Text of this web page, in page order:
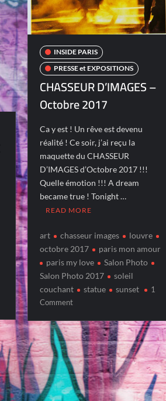
INSIDE PARIS
PRESSE et EXPOSITIONS
CHASSEUR D’IMAGES –
Octobre 2017
Ca y est ! Un rêve est devenu
réalité ! Ce soir, j’ai reçu la
maquette du CHASSEUR
D’IMAGES d’Octobre 2017 !!!
Quelle émotion !!! A dream
became true ! Tonight …
READ MORE
art chasseur images
louvre
octobre 2017
paris mon amour
paris my love
Salon Photo
Salon Photo 2017
soleil
couchant
statue sunset
1
Commenton
D’IMAGES
–
Octobre
2017